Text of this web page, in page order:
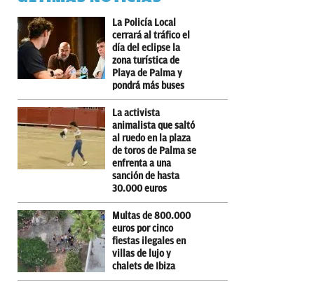
La Policía Local
cerrará al tráfico el
día del eclipse la
zona turística de
Playa de Palma y
pondrá más buses
La activista
animalista que saltó
al ruedo en la plaza
de toros de Palma se
enfrenta a una
sanción de hasta
30.000 euros
Multas de 800.000
euros por cinco
fiestas ilegales en
villas de lujo y
chalets de Ibiza